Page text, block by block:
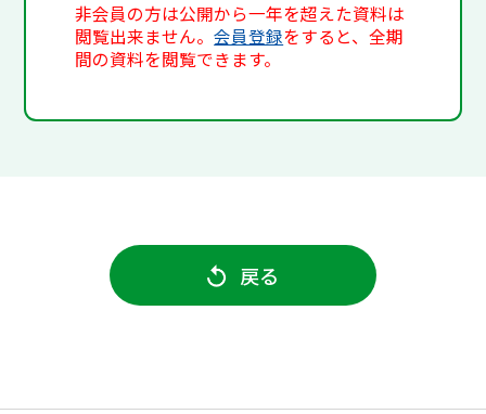
非会員の方は公開から一年を超えた資料は
閲覧出来ません。会員登録をすると、全期
間の資料を閲覧できます。
戻る